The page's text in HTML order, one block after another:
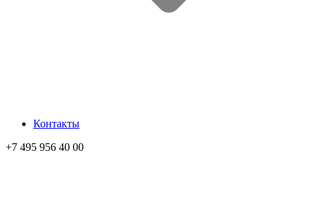
Контакты
+7 495 956 40 00